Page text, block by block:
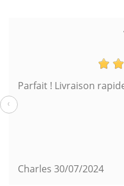
Parfait ! Livraison
Charles 30/07/2024
‹